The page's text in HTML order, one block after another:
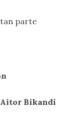
parte
Aitor Bikandi